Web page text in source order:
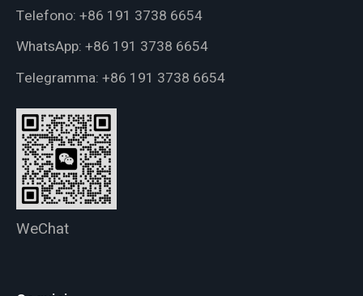
Telefono: +86 191 3738 6654
WhatsApp: +86 191 3738 6654
Telegramma: +86 191 3738 6654
WeChat